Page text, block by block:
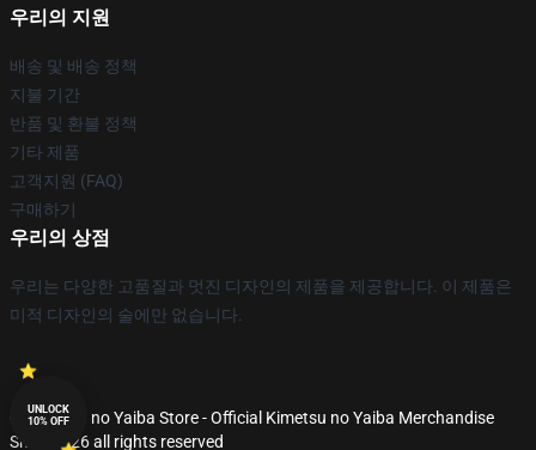
우리의 지원
배송 및 배송 정책
지불 기간
반품 및 환불 정책
기타 제품
고객지원 (FAQ)
구매하기
우리의 상점
우리는 다양한 고품질과 멋진 디자인의 제품을 제공합니다. 이 제품은
미적 디자인의 술에만 없습니다.
© Kimetsu no Yaiba Store - Official Kimetsu no Yaiba Merchandise
Shop 2026 all rights reserved
UNLOCK
10% OFF